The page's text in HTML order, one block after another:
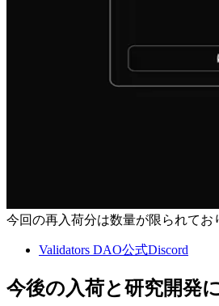
今回の再入荷分は数量が限られてお
Validators DAO公式Discord
今後の入荷と研究開発